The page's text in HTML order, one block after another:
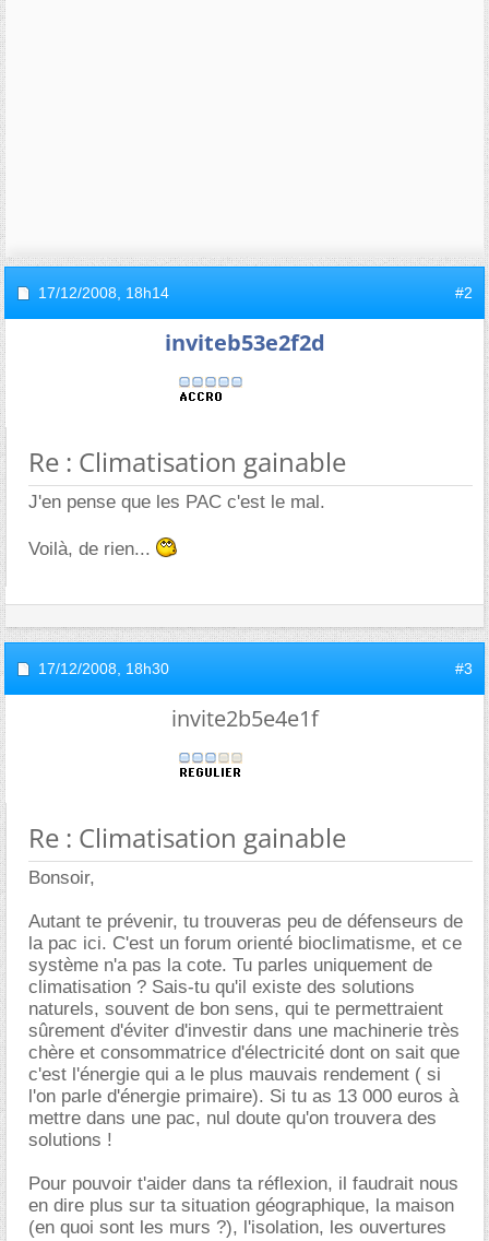
17/12/2008, 18h14 #2
inviteb53e2f2d
Re : Climatisation gainable
J'en pense que les PAC c'est le mal.
Voilà, de rien...
17/12/2008, 18h30 #3
invite2b5e4e1f
Re : Climatisation gainable
Bonsoir,
Autant te prévenir, tu trouveras peu de défenseurs de
la pac ici. C'est un forum orienté bioclimatisme, et ce
système n'a pas la cote. Tu parles uniquement de
climatisation ? Sais-tu qu'il existe des solutions
naturels, souvent de bon sens, qui te permettraient
sûrement d'éviter d'investir dans une machinerie très
chère et consommatrice d'électricité dont on sait que
c'est l'énergie qui a le plus mauvais rendement ( si
l'on parle d'énergie primaire). Si tu as 13 000 euros à
mettre dans une pac, nul doute qu'on trouvera des
solutions !
Pour pouvoir t'aider dans ta réflexion, il faudrait nous
en dire plus sur ta situation géographique, la maison
(en quoi sont les murs ?), l'isolation, les ouvertures